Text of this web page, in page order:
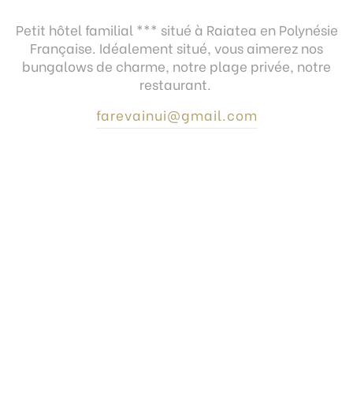
Petit hôtel familial *** situé à Raiatea en Polynésie
Française. Idéalement situé, vous aimerez nos
bungalows de charme, notre plage privée, notre
restaurant.
farevainui@gmail.com